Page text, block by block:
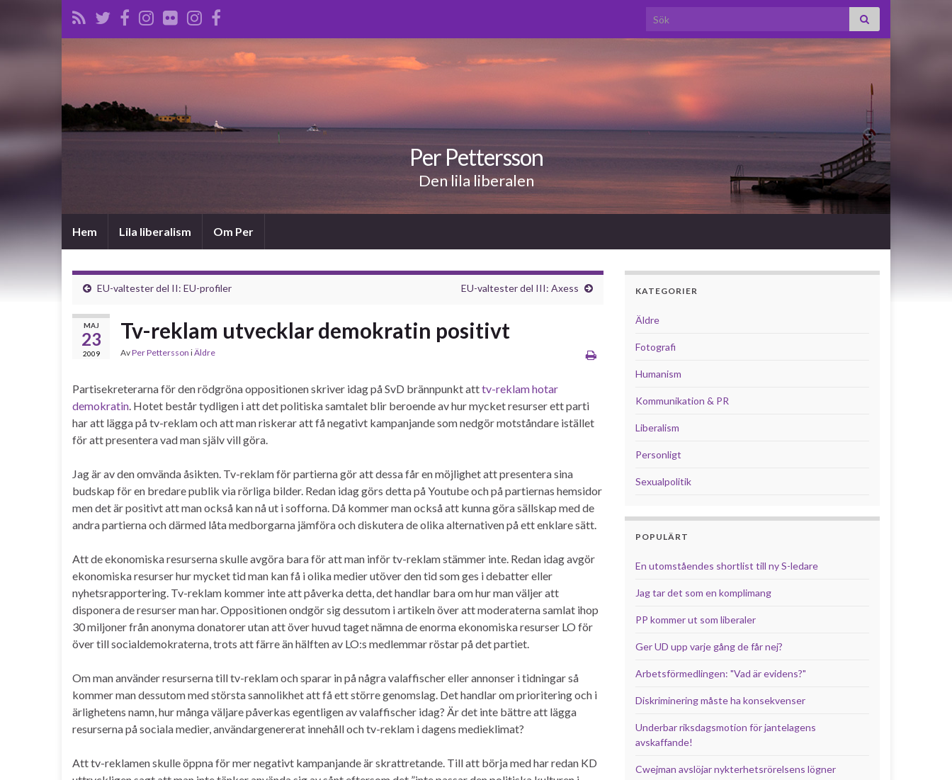
Search for:
Per Pettersson
Den lila liberalen
Hem Lila liberalism Om Per
EU-valtester del II: EU-profiler EU-valtester del III: Axess
MAJ
23
2009
Tv-reklam utvecklar demokratin positivt
AvPer Pettersson iÄldre
Partisekreterarna för den rödgröna oppositionen skriver idag på SvD brännpunkt atttv-reklam hotar
demokratin. Hotet består tydligen i att det politiska samtalet blir beroende av hur mycket resurser ett parti
har att lägga på tv-reklam och att man riskerar att få negativt kampanjande som nedgör motståndare istället
för att presentera vad man själv vill göra.
Jag är av den omvända åsikten. Tv-reklam för partierna gör att dessa får en möjlighet att presentera sina
budskap för en bredare publik via rörliga bilder. Redan idag görs detta på Youtube och på partiernas hemsidor
men det är positivt att man också kan nå ut i sofforna. Då kommer man också att kunna göra sällskap med de
andra partierna och därmed låta medborgarna jämföra och diskutera de olika alternativen på ett enklare sätt.
Att de ekonomiska resurserna skulle avgöra bara för att man inför tv-reklam stämmer inte. Redan idag avgör
ekonomiska resurser hur mycket tid man kan få i olika medier utöver den tid som ges i debatter eller
nyhetsrapportering. Tv-reklam kommer inte att påverka detta, det handlar bara om hur man väljer att
disponera de resurser man har. Oppositionen ondgör sig dessutom i artikeln över att moderaterna samlat ihop
30 miljoner från anonyma donatorer utan att över huvud taget nämna de enorma ekonomiska resurser LO för
över till socialdemokraterna, trots att färre än hälften av LO:s medlemmar röstar på det partiet.
Om man använder resurserna till tv-reklam och sparar in på några valaffischer eller annonser i tidningar så
kommer man dessutom med största sannolikhet att få ett större genomslag. Det handlar om prioritering och i
ärlighetens namn, hur många väljare påverkas egentligen av valaffischer idag? Är det inte bättre att lägga
resurserna på sociala medier, användargenererat innehåll och tv-reklam i dagens medieklimat?
Att tv-reklamen skulle öppna för mer negativt kampanjande är skrattretande. Till att börja med har redan KD
KATEGORIER
Äldre
Fotografi
Humanism
Kommunikation & PR
Liberalism
Personligt
Sexualpolitik
POPULÄRT
En utomståendes shortlist till ny S-ledare
Jag tar det som en komplimang
PP kommer ut som liberaler
Ger UD upp varje gång de får nej?
Arbetsförmedlingen: "Vad är evidens?"
Diskriminering måste ha konsekvenser
Underbar riksdagsmotion för jantelagens
avskaffande!
Cwejman avslöjar nykterhetsrörelsens lögner